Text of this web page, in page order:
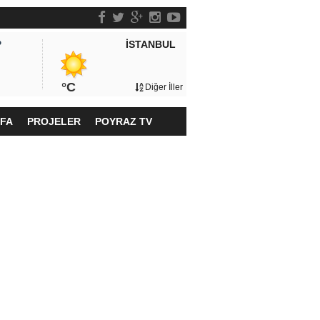
İSTANBUL
°C Diğer İller
PROJELER POYRAZ TV